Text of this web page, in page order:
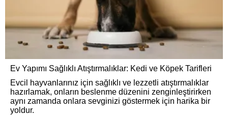
Ev Yapımı Sağlıklı Atıştırmalıklar: Kedi ve Köpek Tarifleri
Evcil hayvanlarınız için sağlıklı ve lezzetli atıştırmalıklar
hazırlamak, onların beslenme düzenini zenginleştirirken
aynı zamanda onlara sevginizi göstermek için harika bir
yoldur.